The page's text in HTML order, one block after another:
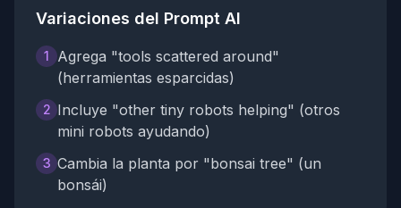
Variaciones del Prompt AI
1
Agrega "tools scattered around"
(herramientas esparcidas)
2 Incluye "other tiny robots helping" (otros
mini robots ayudando)
3 Cambia la planta por "bonsai tree" (un
bonsái)